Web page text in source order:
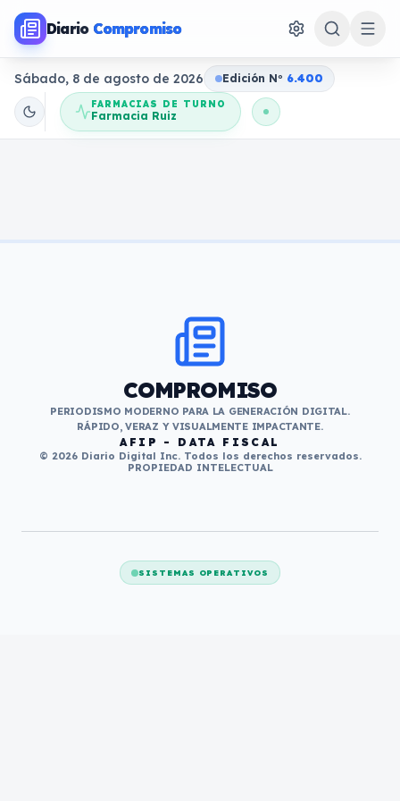
Diario Compromiso
Sábado, 8 de agosto de 2026 Edición No 6.400
FARMACIAS DE TURNO
Farmacia Ruiz
COMPROMISO
PERIODISMO MODERNO PARA LA GENERACIÓN DIGITAL.
RÁPIDO, VERAZ Y VISUALMENTE IMPACTANTE.
AFIP - DATA FISCAL
© 2026 Diario Digital Inc. Todos los derechos reservados.
PROPIEDAD INTELECTUAL
SISTEMAS OPERATIVOS